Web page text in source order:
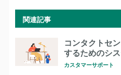
関連記事
コンタクトセ
するためのシ
カスタマーサポート